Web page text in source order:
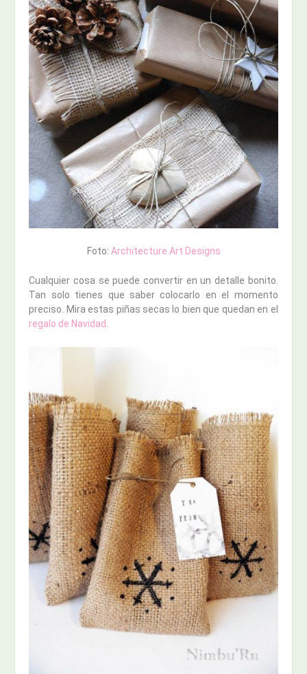
Foto: Architecture Art Designs
Cualquier cosa se puede convertir en un detalle bonito.
Tan solo tienes que saber colocarlo en el momento
preciso. Mira estas piñas secas lo bien que quedan en el
regalo de Navidad.